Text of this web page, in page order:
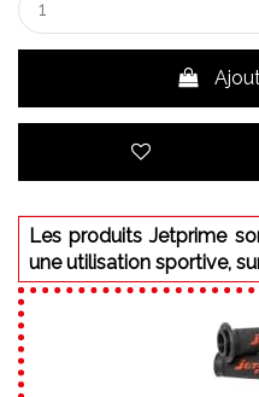
Les produits Jetprime
une utilisation sportive,